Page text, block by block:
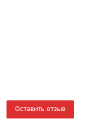
Оставить отзыв